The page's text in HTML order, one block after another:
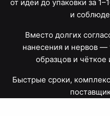
от идеи до упаковки за
и
Вместо долгих
нанесения и нервов
образцов и
Быстрые сроки,